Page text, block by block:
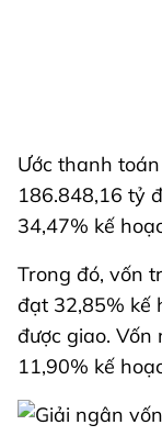
Ước thanh
186.848,16 tỷ
34,47% kế
Trong đó, vốn
đạt 32,85% kế
được giao.
11,90% kế